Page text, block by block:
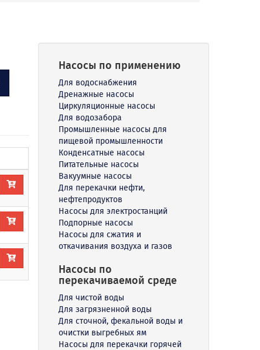
Насосы по применению
Для водоснабжения
Дренажные насосы
Циркуляционные насосы
Для водозабора
Промышленные насосы для
пищевой промышленности
Конденсатные насосы
Питательные насосы
Вакуумные насосы
Для перекачки нефти,
нефтепродуктов
Насосы для электростанций
Подпорные насосы
Насосы для сжатия и
откачивания воздуха и газов
Насосы по
перекачиваемой среде
Для чистой воды
Для загрязненной воды
Для сточной, фекальной воды и
очистки выгребных ям
Насосы для перекачки горячей